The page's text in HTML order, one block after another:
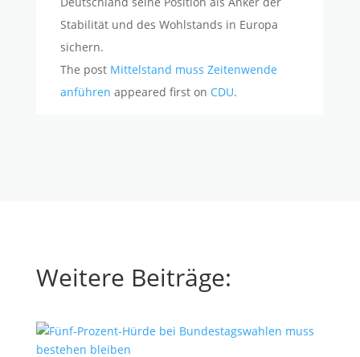
Stabilität und des Wohlstands in Europa
sichern.
The post Mittelstand muss Zeitenwende
anführen appeared first on CDU.
Weitere Beiträge: